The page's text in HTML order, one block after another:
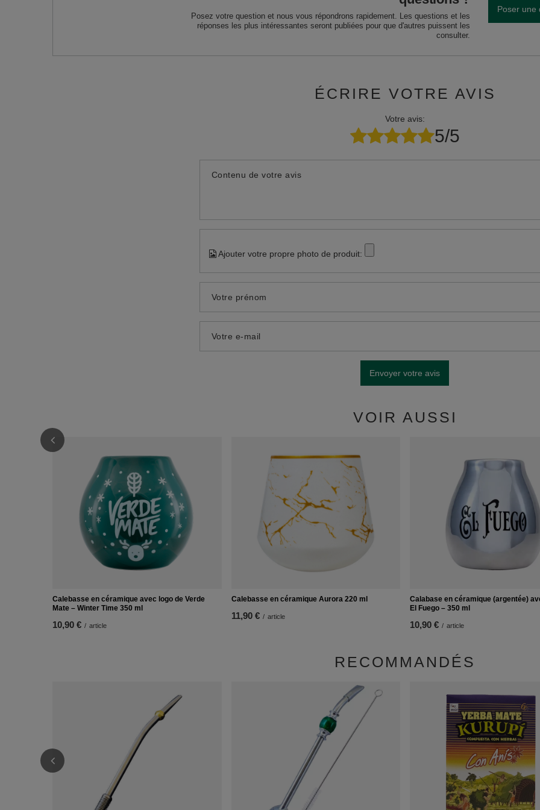
Posez votre question et nous vous répondrons rapidement. Les questions et les
réponses les plus intéressantes seront publiées pour que d'autres puissent les
consulter.
Poser une
ÉCRIRE VOTRE AVIS
Votre avis:
5/5
Contenu de votre avis
Ajouter votre propre photo de produit:
Votre prénom
Votre e-mail
Envoyer votre avis
VOIR AUSSI
Calebasse en céramique avec logo de Verde
Mate – Winter Time 350 ml
10,90 € / article
Calebasse en céramique Aurora 220 ml
11,90 € / article
Calabase en céramique (argentée)
El Fuego – 350 ml
10,90 € / article
RECOMMANDÉS